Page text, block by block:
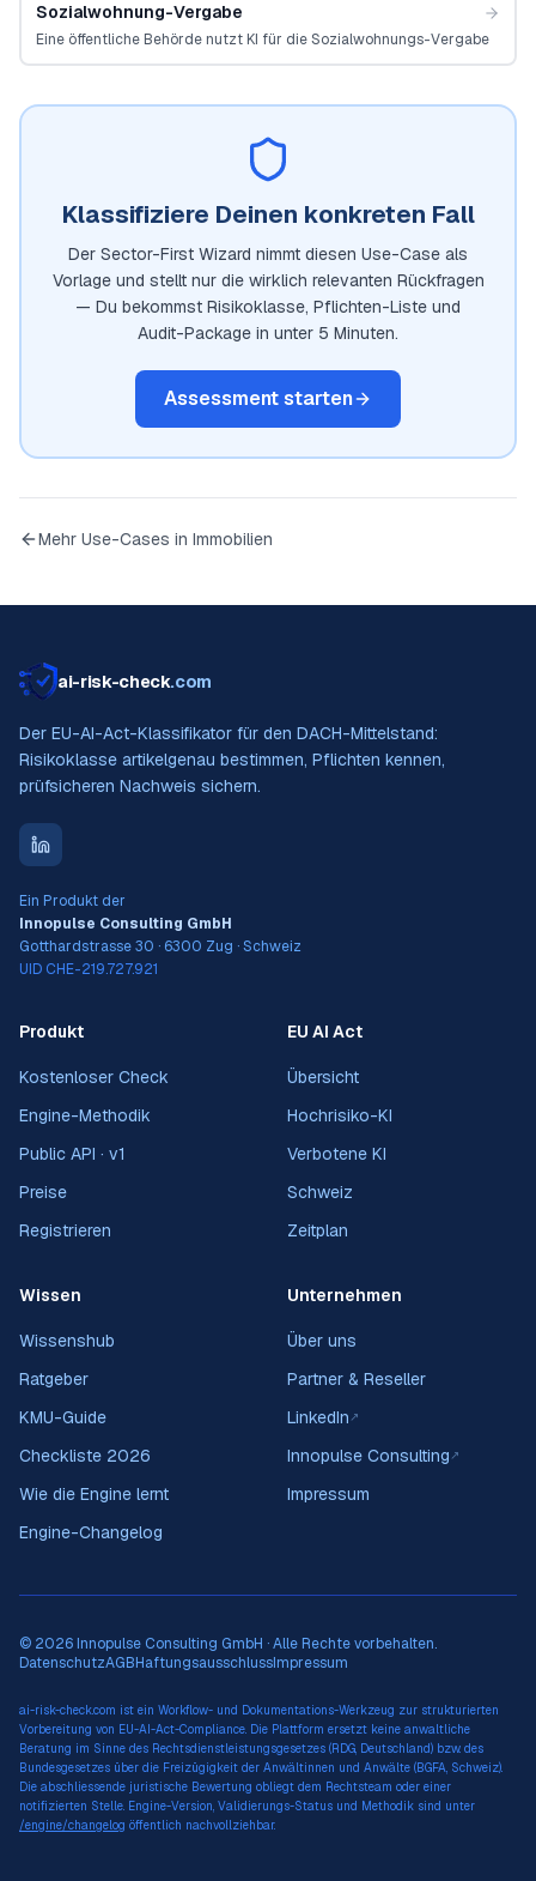
Sozialwohnung-Vergabe
Eine öffentliche Behörde nutzt KI für die Sozialwohnungs-Vergabe
Klassifiziere Deinen konkreten Fall
Der Sector-First Wizard nimmt diesen Use-Case als
Vorlage und stellt nur die wirklich relevanten Rückfragen
— Du bekommst Risikoklasse, Pflichten-Liste und
Audit-Package in unter 5 Minuten.
Assessment starten
Mehr Use-Cases in Immobilien
ai-risk-check.com
Der EU-AI-Act-Klassifikator für den DACH-Mittelstand:
Risikoklasse artikelgenau bestimmen, Pflichten kennen,
prüfsicheren Nachweis sichern.
Ein Produkt der
Innopulse Consulting GmbH
Gotthardstrasse 30 · 6300 Zug · Schweiz
UID CHE-219.727.921
Produkt
Kostenloser Check
Engine-Methodik
Public API · v1
Preise
Registrieren
EU AI Act
Übersicht
Hochrisiko-KI
Verbotene KI
Schweiz
Zeitplan
Wissen
Wissenshub
Ratgeber
KMU-Guide
Checkliste 2026
Wie die Engine lernt
Engine-Changelog
Unternehmen
Über uns
Partner & Reseller
LinkedIn ↗
Innopulse Consulting ↗
Impressum
© 2026 Innopulse Consulting GmbH · Alle Rechte vorbehalten.
DatenschutzAGBHaftungsausschlussImpressum
ai-risk-check.com ist ein Workflow- und Dokumentations-Werkzeug zur strukturierten
Vorbereitung von EU-AI-Act-Compliance. Die Plattform ersetzt keine anwaltliche
Beratung im Sinne des Rechtsdienstleistungsgesetzes (RDG, Deutschland) bzw. des
Bundesgesetzes über die Freizügigkeit der Anwältinnen und Anwälte (BGFA, Schweiz).
Die abschliessende juristische Bewertung obliegt dem Rechtsteam oder einer
notifizierten Stelle. Engine-Version, Validierungs-Status und Methodik sind unter
/engine/changelog öffentlich nachvollziehbar.